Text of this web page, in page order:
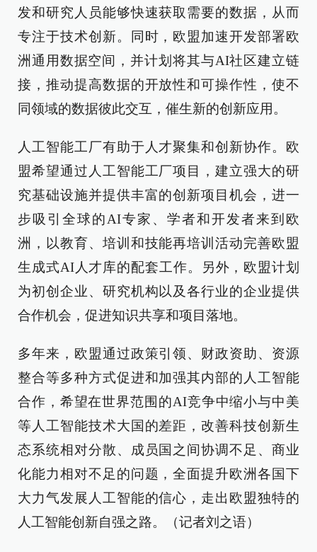
发和研究人员能够快速获取需要的数据，从而
专注于技术创新。同时，欧盟加速开发部署欧
洲通用数据空间，并计划将其与AI社区建立链
接，推动提高数据的开放性和可操作性，使不
同领域的数据彼此交互，催生新的创新应用。
人工智能工厂有助于人才聚集和创新协作。欧
盟希望通过人工智能工厂项目，建立强大的研
究基础设施并提供丰富的创新项目机会，进一
步吸引全球的AI专家、学者和开发者来到欧
洲，以教育、培训和技能再培训活动完善欧盟
生成式AI人才库的配套工作。另外，欧盟计划
为初创企业、研究机构以及各行业的企业提供
合作机会，促进知识共享和项目落地。
多年来，欧盟通过政策引领、财政资助、资源
整合等多种方式促进和加强其内部的人工智能
合作，希望在世界范围的AI竞争中缩小与中美
等人工智能技术大国的差距，改善科技创新生
态系统相对分散、成员国之间协调不足、商业
化能力相对不足的问题，全面提升欧洲各国下
大力气发展人工智能的信心，走出欧盟独特的
人工智能创新自强之路。（记者刘之语）